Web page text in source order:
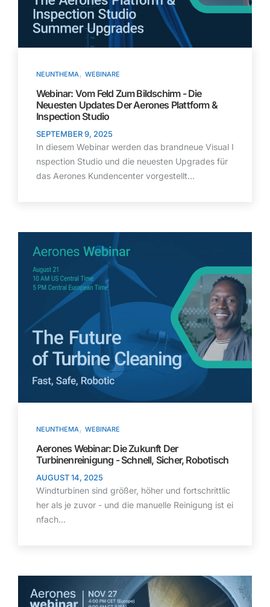
NEUNTHEMA, WEBINARE
Webinar: Vom Feld Zum Bildschirm - Die
Neuesten Updates Der Aerones Plattform &
Inspection Studio
SEPTEMBER 9, 2025
In diesem Webinar werden das brandneue Visual I
nspection Studio und die neuesten Upgrades für
das Aerones Kundencenter vorgestellt...
NEUNTHEMA, WEBINARE
Aerones Webinar: Die Zukunft Der
Turbinenreinigung - Schnell, Sicher, Robotisch
AUGUST 14, 2025
Windturbinen sind größer, höher und fortschrittlic
her als je zuvor - und die manuelle Reinigung ist ei
nfach...